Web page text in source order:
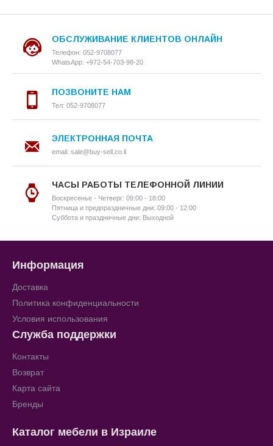
ОБСЛУЖИВАНИЕ КЛИЕНТОВ ОНЛАЙН
Телефон: 052-9708077
WhatsApp: +972-54-703-98-20
ПОЗВОНИТЕ НАМ
Тел: 052-9708077
ЭЛЕКТРОННАЯ ПОЧТА
email: sale@buy-sell.co.il
ЧАСЫ РАБОТЫ ТЕЛЕФОННОЙ ЛИНИИ
Воскресенье - Четверг: 09:00 - 18:00
Пятница и предпраздничные дни: 09:00 - 12:00
Суббота и праздничные дни: Выходной
Информация
Доставка
Политика конфиденциальности
Условия использования
Служба поддержки
Контакты
Возврат
Карта сайта
Бренды
Каталог мебели в Израиле